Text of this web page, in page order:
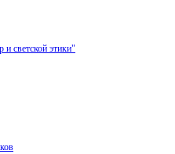
светской этики"